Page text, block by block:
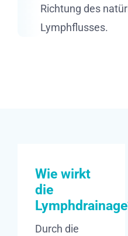
Richtung des
Lymphflusses.
Wie wirkt
die
Durch die